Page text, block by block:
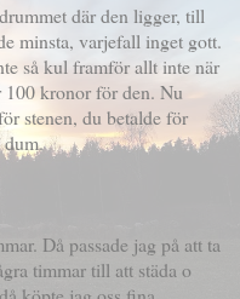
där den ligger, till
minsta, varjefall inget gott.
så kul framför allt inte när
100 kronor för den. Nu
stenen, du betalde för
Då passade jag på att ta
timmar till att städa o